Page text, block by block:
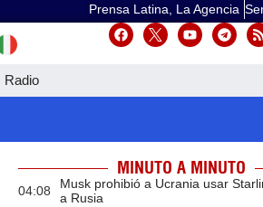
Prensa Latina, La Agencia
Radio
MINUTO A MINUTO
04:08
Musk prohibió a Ucrania usar
a Rusia